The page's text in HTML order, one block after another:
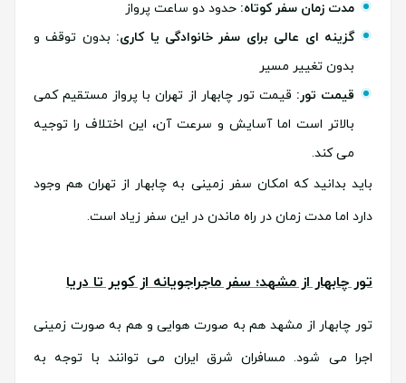
مدت زمان سفر کوتاه: حدود دو ساعت پرواز
گزینه ای عالی برای سفر خانوادگی یا کاری: بدون توقف و
بدون تغییر مسیر
قیمت تور: قیمت تور چابهار از تهران با پرواز مستقیم کمی
بالاتر است اما آسایش و سرعت آن، این اختلاف را توجیه
می کند.
باید بدانید که امکان سفر زمینی به چابهار از تهران هم وجود
دارد اما مدت زمان در راه ماندن در این سفر زیاد است.
تور چابهار از مشهد؛ سفر ماجراجویانه از کویر تا دریا
تور چابهار از مشهد هم به صورت هوایی و هم به صورت زمینی
اجرا می شود. مسافران شرق ایران می توانند با توجه به